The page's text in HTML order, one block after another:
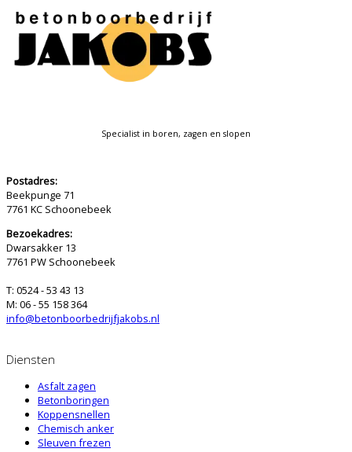
Specialist in boren, zagen en slopen
Postadres:
Beekpunge 71
7761 KC Schoonebeek
Bezoekadres:
Dwarsakker 13
7761 PW Schoonebeek
T: 0524 - 53 43 13
M: 06 - 55 158 364
info@betonboorbedrijfjakobs.nl
Diensten
Asfalt zagen
Betonboringen
Koppensnellen
Chemisch anker
Sleuven frezen